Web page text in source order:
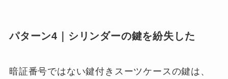
パターン4｜シリンダーの鍵を紛失した
暗証番号ではない鍵付きスーツケースの鍵は、